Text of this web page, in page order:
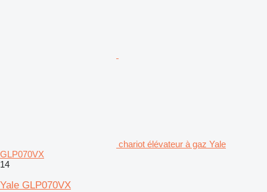
chariot élévateur à gaz Yale
GLP070VX
14
Yale GLP070VX